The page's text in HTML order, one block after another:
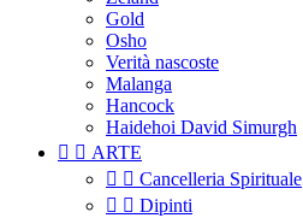
Gold
Osho
Verità nascoste
Malanga
Hancock
Haidehoi David Simurgh
  ARTE
  Cancelleria Spirituale
  Dipinti